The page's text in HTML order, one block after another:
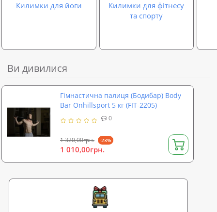
Килимки для йоги
Килимки для фітнесу
та спорту
Ви дивилися
Гімнастична палиця (Бодибар) Body
Bar Onhillsport 5 кг (FIT-2205)
0
1 320,00грн. -23%
1 010,00грн.